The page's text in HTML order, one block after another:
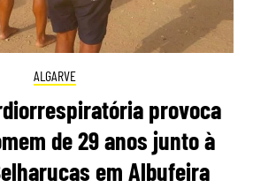
ALGARVE
provoca
de 29 anos junto à
em Albufeira